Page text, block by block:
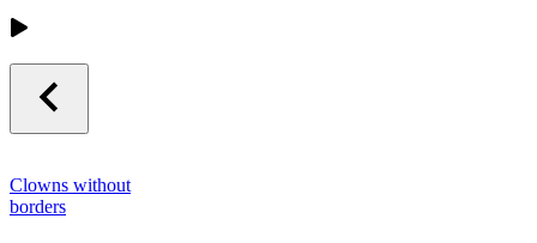
Clowns without
borders